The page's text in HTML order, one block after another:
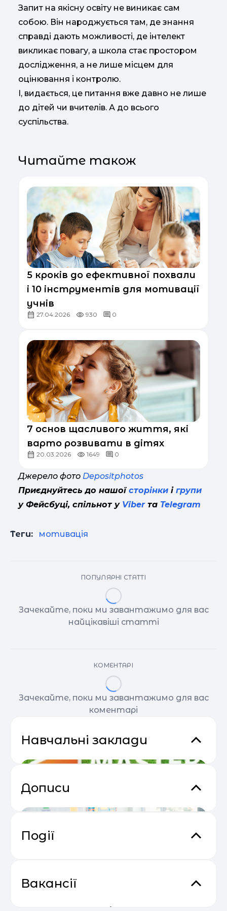
Запит на якісну освіту не виникає сам
собою. Він народжується там, де знання
справді дають можливості, де інтелект
викликає повагу, а школа стає простором
дослідження, а не лише місцем для
оцінювання і контролю.
І, видається, це питання вже давно не лише
до дітей чи вчителів. А до всього
суспільства.
Читайте також
5 кроків до ефективної похвали
і 10 інструментів для мотивації
учнів
27.04.2026 930 0
7 основ щасливого життя, які
варто розвивати в дітях
20.03.2026 1649 0
Джерело фото Depositphotos
Приєднуйтесь до нашої сторінки і групи
у Фейсбуці, спільнот у Viberта Telegram
Теги: мотивація
ПОПУЛЯРНІ СТАТТІ
Зачекайте, поки ми завантажимо для вас
найцікавіші статті
КОМЕНТАРІ
Зачекайте, поки ми завантажимо для вас
коментарі
Навчальні заклади
Дописи
Події
“Святковий Email Boost”
Вакансії